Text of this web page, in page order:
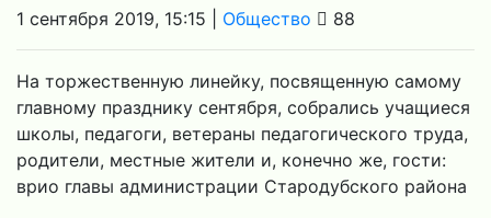
1 сентября 2019, 15:15 | Общество 88
На торжественную линейку, посвященную самому
главному празднику сентября, собрались учащиеся
школы, педагоги, ветераны педагогического труда,
родители, местные жители и, конечно же, гости:
врио главы администрации Стародубского района